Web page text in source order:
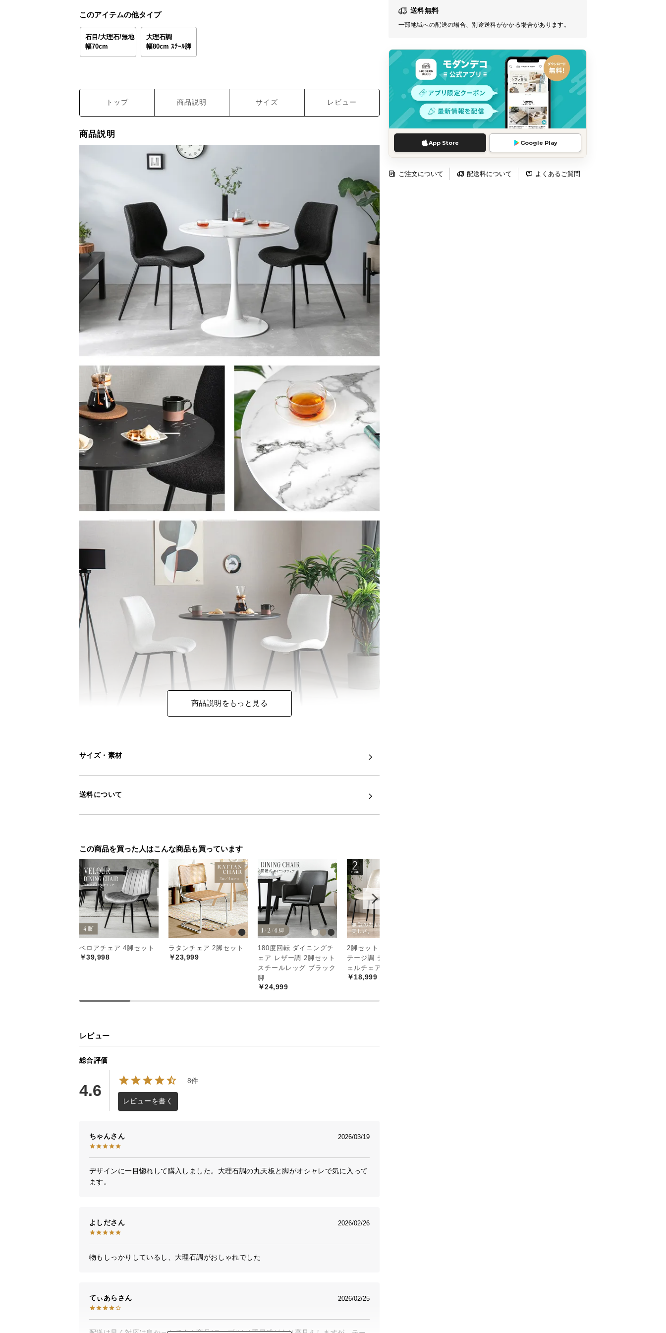
送料無料
一部地域への配送の場合、別途送料がかかる場合があります。
App Store Google Play
ご注文について 配送料について よくあるご質問
このアイテムの他タイプ
石目/大理石/無地
幅70cm
大理石調
幅80cm ｽﾁｰﾙ脚
トップ 商品説明 サイズ レビュー
商品説明
商品説明をもっと見る
サイズ・素材
送料について
この商品を買った人はこんな商品も買っています
ベロアチェア 4脚セット
￥39,998
ラタンチェア 2脚セット
￥23,999
180度回転 ダイニングチ
ェア レザー調 2脚セット
スチールレッグ ブラック
脚
￥24,999
2脚セット 全12色 ヴィン
テージ調 デザイナーズシ
ェルチェア
￥18,999
レビュー
総合評価
4.6
8件
レビューを書く
ちゃん 2026/03/19
デザインに一目惚れして購入しました。大理石調の丸天板と脚がオシャレで気に入って
ます。
よしだ 2026/02/26
物もしっかりしているし、大理石調がおしゃれでした
てぃあら 2026/02/25